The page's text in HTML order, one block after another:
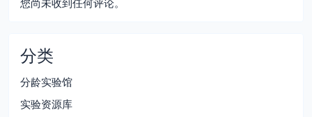
您尚未收到任何评论。
分类
分龄实验馆
实验资源库